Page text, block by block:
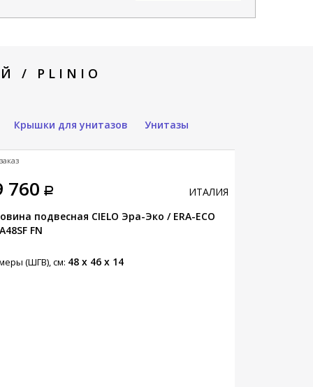
/ PLINIO
Крышки для унитазов Унитазы
760
ИТАЛИЯ
подвесная CIELO Эра-Эко / ERA-ECO
FN
(ШГВ), см: 48 x 46 x 14